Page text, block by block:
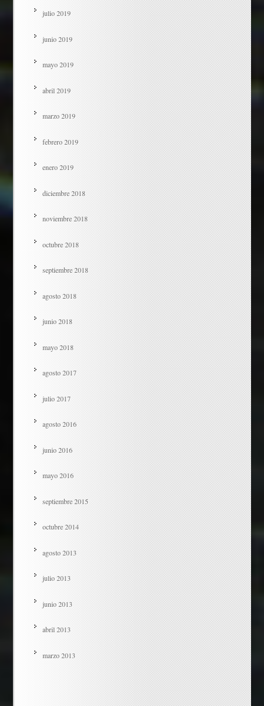
julio 2019
junio 2019
mayo 2019
abril 2019
marzo 2019
febrero 2019
enero 2019
diciembre 2018
noviembre 2018
octubre 2018
septiembre 2018
agosto 2018
junio 2018
mayo 2018
agosto 2017
julio 2017
agosto 2016
junio 2016
mayo 2016
septiembre 2015
octubre 2014
agosto 2013
julio 2013
junio 2013
abril 2013
marzo 2013